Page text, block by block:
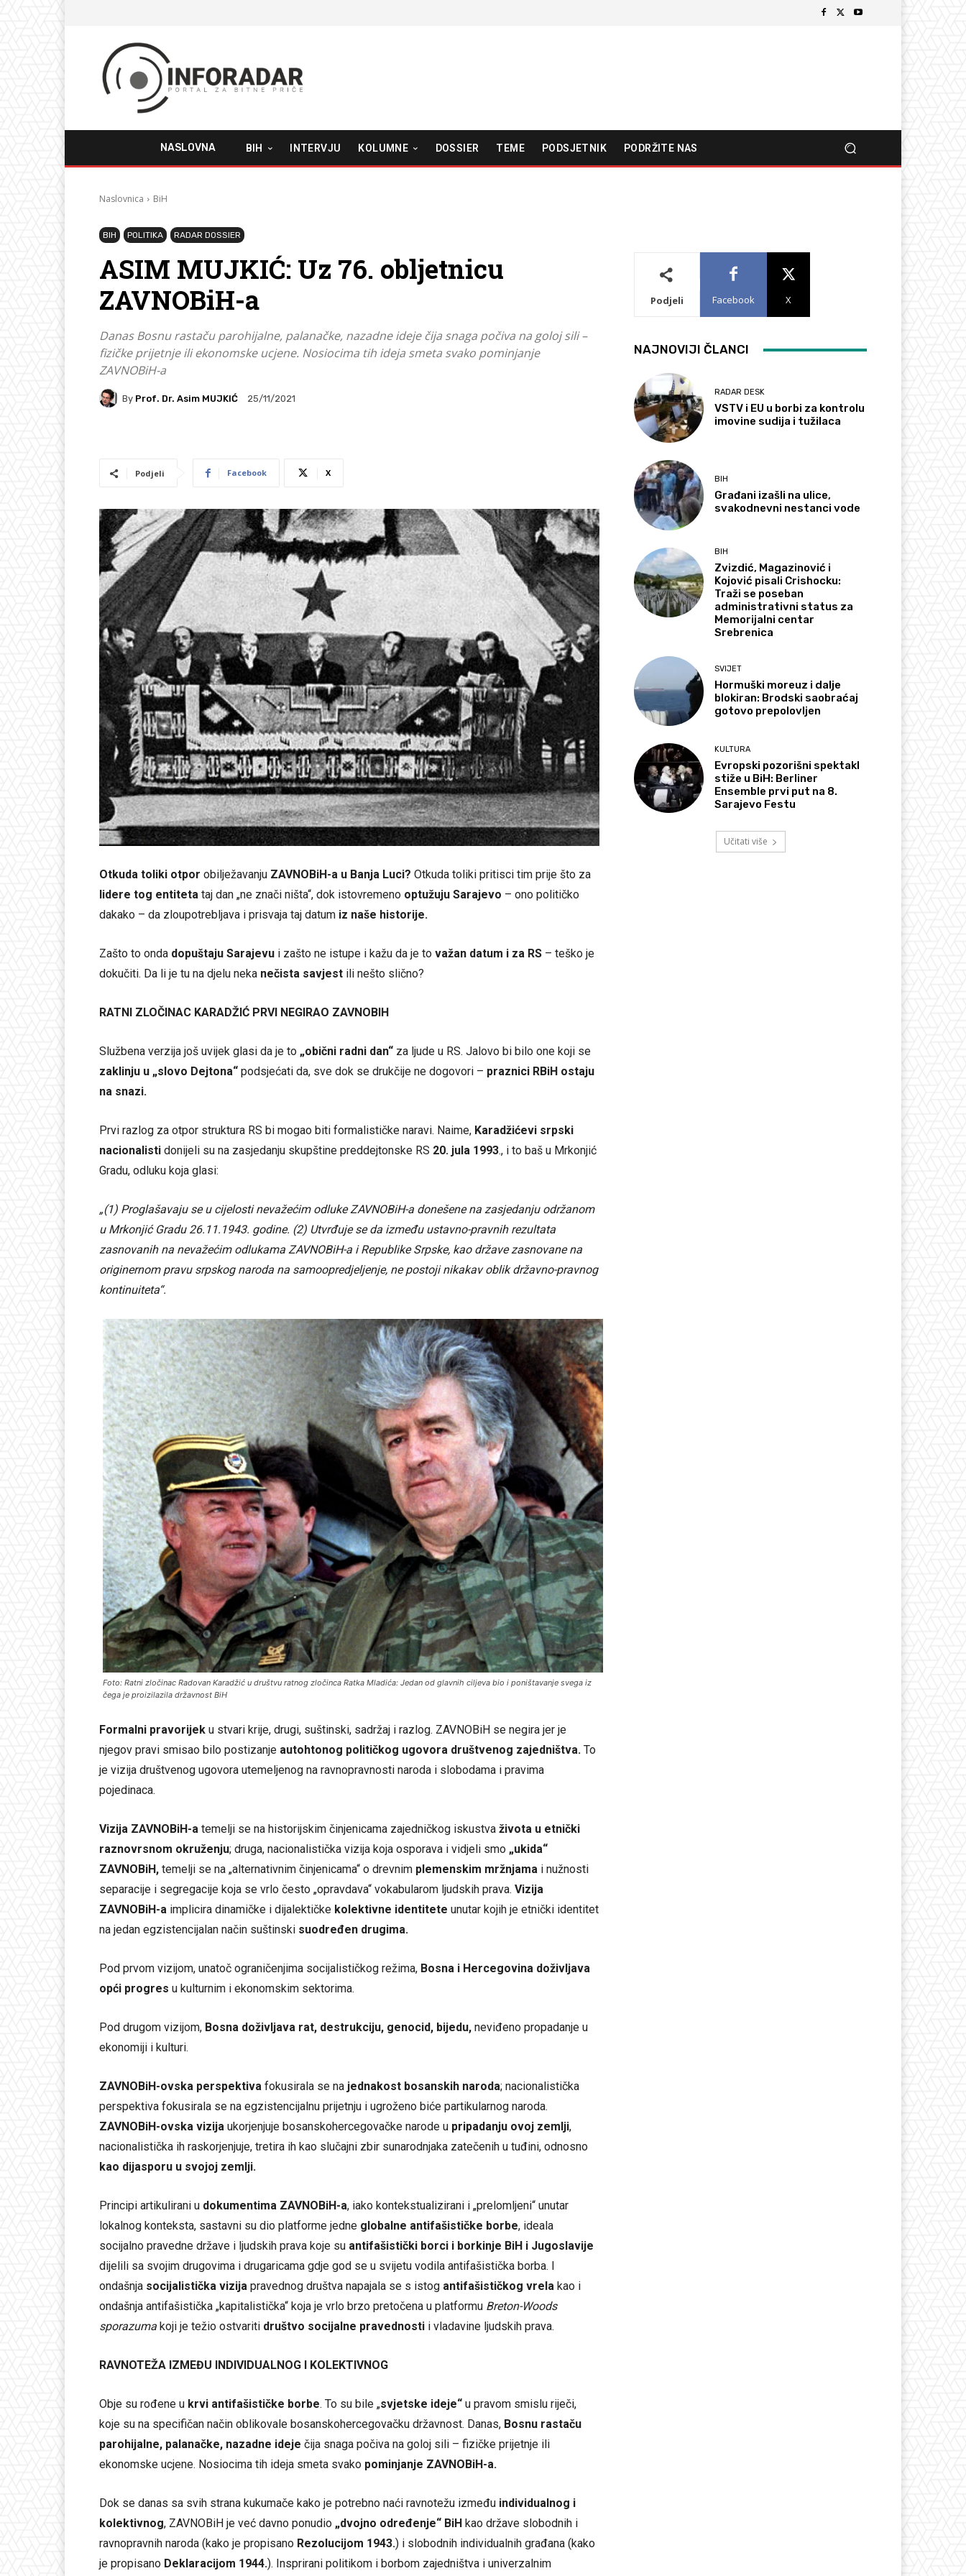
NASLOVNA BIH INTERVJU KOLUMNE DOSSIER TEME PODSJETNIK PODRŽITE NAS
Naslovnica BiH
BIH POLITIKA RADAR DOSSIER
ASIM MUJKIĆ: Uz 76. obljetnicu
ZAVNOBiH-a
Danas Bosnu rastaču parohijalne, palanačke, nazadne ideje čija snaga počiva na goloj sili –
fizičke prijetnje ili ekonomske ucjene. Nosiocima tih ideja smeta svako pominjanje
ZAVNOBiH-a
By Prof. Dr. Asim MUJKIĆ 25/11/2021
Podjeli Facebook X
Otkuda toliki otpor obilježavanju ZAVNOBiH-a u Banja Luci? Otkuda toliki pritisci tim prije što za
lidere tog entiteta taj dan „ne znači ništa“, dok istovremeno optužuju Sarajevo – ono političko
dakako – da zloupotrebljava i prisvaja taj datum iz naše historije.
Zašto to onda dopuštaju Sarajevu i zašto ne istupe i kažu da je to važan datum i za RS – teško je
dokučiti. Da li je tu na djelu neka nečista savjest ili nešto slično?
RATNI ZLOČINAC KARADŽIĆ PRVI NEGIRAO ZAVNOBIH
Službena verzija još uvijek glasi da je to „obični radni dan“ za ljude u RS. Jalovo bi bilo one koji se
zaklinju u „slovo Dejtona“ podsjećati da, sve dok se drukčije ne dogovori – praznici RBiH ostaju
na snazi.
Prvi razlog za otpor struktura RS bi mogao biti formalističke naravi. Naime, Karadžićevi srpski
nacionalisti donijeli su na zasjedanju skupštine preddejtonske RS 20. jula 1993., i to baš u Mrkonjić
Gradu, odluku koja glasi:
„(1) Proglašavaju se u cijelosti nevažećim odluke ZAVNOBiH-a donešene na zasjedanju održanom
u Mrkonjić Gradu 26.11.1943. godine. (2) Utvrđuje se da između ustavno-pravnih rezultata
zasnovanih na nevažećim odlukama ZAVNOBiH-a i Republike Srpske, kao države zasnovane na
originernom pravu srpskog naroda na samoopredjeljenje, ne postoji nikakav oblik državno-pravnog
kontinuiteta“.
Foto: Ratni zločinac Radovan Karadžić u društvu ratnog zločinca Ratka Mladića: Jedan od glavnih ciljeva bio i poništavanje svega iz
čega je proizilazila državnost BiH
Formalni pravorijek u stvari krije, drugi, suštinski, sadržaj i razlog. ZAVNOBiH se negira jer je
njegov pravi smisao bilo postizanje autohtonog političkog ugovora društvenog zajedništva. To
je vizija društvenog ugovora utemeljenog na ravnopravnosti naroda i slobodama i pravima
pojedinaca.
Vizija ZAVNOBiH-a temelji se na historijskim činjenicama zajedničkog iskustva života u etnički
raznovrsnom okruženju; druga, nacionalistička vizija koja osporava i vidjeli smo „ukida“
ZAVNOBiH, temelji se na „alternativnim činjenicama“ o drevnim plemenskim mržnjama i nužnosti
separacije i segregacije koja se vrlo često „opravdava“ vokabularom ljudskih prava. Vizija
ZAVNOBiH-a implicira dinamičke i dijalektičke kolektivne identitete unutar kojih je etnički identitet
na jedan egzistencijalan način suštinski suodređen drugima.
Pod prvom vizijom, unatoč ograničenjima socijalističkog režima, Bosna i Hercegovina doživljava
opći progres u kulturnim i ekonomskim sektorima.
Pod drugom vizijom, Bosna doživljava rat, destrukciju, genocid, bijedu, neviđeno propadanje u
ekonomiji i kulturi.
ZAVNOBiH-ovska perspektiva fokusirala se na jednakost bosanskih naroda; nacionalistička
perspektiva fokusirala se na egzistencijalnu prijetnju i ugroženo biće partikularnog naroda.
ZAVNOBiH-ovska vizija ukorjenjuje bosanskohercegovačke narode u pripadanju ovoj zemlji,
nacionalistička ih raskorjenjuje, tretira ih kao slučajni zbir sunarodnjaka zatečenih u tuđini, odnosno
kao dijasporu u svojoj zemlji.
Principi artikulirani u dokumentima ZAVNOBiH-a, iako kontekstualizirani i „prelomljeni“ unutar
lokalnog konteksta, sastavni su dio platforme jedne globalne antifašističke borbe, ideala
socijalno pravedne države i ljudskih prava koje su antifašistički borci i borkinje BiH i Jugoslavije
dijelili sa svojim drugovima i drugaricama gdje god se u svijetu vodila antifašistička borba. I
ondašnja socijalistička vizija pravednog društva napajala se s istog antifašističkog vrela kao i
ondašnja antifašistička „kapitalistička“ koja je vrlo brzo pretočena u platformu Breton-Woods
sporazuma koji je težio ostvariti društvo socijalne pravednosti i vladavine ljudskih prava.
RAVNOTEŽA IZMEĐU INDIVIDUALNOG I KOLEKTIVNOG
Obje su rođene u krvi antifašističke borbe. To su bile „svjetske ideje“ u pravom smislu riječi,
koje su na specifičan način oblikovale bosanskohercegovačku državnost. Danas, Bosnu rastaču
parohijalne, palanačke, nazadne ideje čija snaga počiva na goloj sili – fizičke prijetnje ili
ekonomske ucjene. Nosiocima tih ideja smeta svako pominjanje ZAVNOBiH-a.
Dok se danas sa svih strana kukumače kako je potrebno naći ravnotežu između individualnog i
kolektivnog, ZAVNOBiH je već davno ponudio „dvojno određenje“ BiH kao države slobodnih i
ravnopravnih naroda (kako je propisano Rezolucijom 1943.) i slobodnih individualnih građana (kako
je propisano Deklaracijom 1944.). Insprirani politikom i borbom zajedništva i univerzalnim
Podjeli Facebook X
NAJNOVIJI ČLANCI
RADAR DESK
VSTV i EU u borbi za kontrolu
imovine sudija i tužilaca
BIH
Građani izašli na ulice,
svakodnevni nestanci vode
BIH
Zvizdić, Magazinović i
Kojović pisali Crishocku:
Traži se poseban
administrativni status za
Memorijalni centar
Srebrenica
SVIJET
Hormuški moreuz i dalje
blokiran: Brodski saobraćaj
gotovo prepolovljen
KULTURA
Evropski pozorišni spektakl
stiže u BiH: Berliner
Ensemble prvi put na 8.
Sarajevo Festu
Učitati više